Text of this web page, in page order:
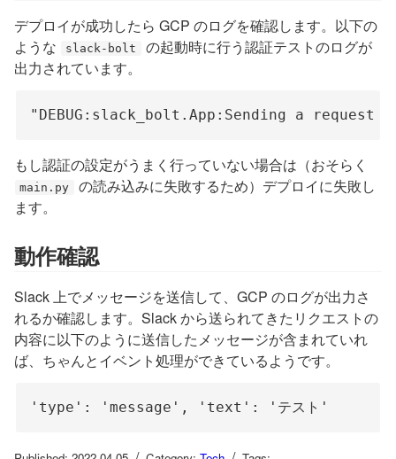
デプロイが成功したら GCP のログを確認します。以下の
ような
slack-bolt
の起動時に行う認証テストのログが
出力されています。
もし認証の設定がうまく行っていない場合は（おそらく
main.py
の読み込みに失敗するため）デプロイに失敗し
ます。
動作確認
Slack 上でメッセージを送信して、GCP のログが出力さ
れるか確認します。Slack から送られてきたリクエストの
内容に以下のように送信したメッセージが含まれていれ
ば、ちゃんとイベント処理ができているようです。